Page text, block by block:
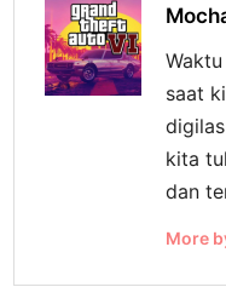
saat
kita
dan
More